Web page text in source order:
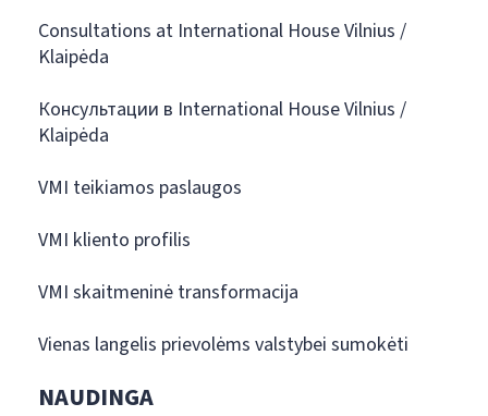
Consultations at International House Vilnius /
Klaipėda
Консультации в International House Vilnius /
Klaipėda
VMI teikiamos paslaugos
VMI kliento profilis
VMI skaitmeninė transformacija
Vienas langelis prievolėms valstybei sumokėti
NAUDINGA